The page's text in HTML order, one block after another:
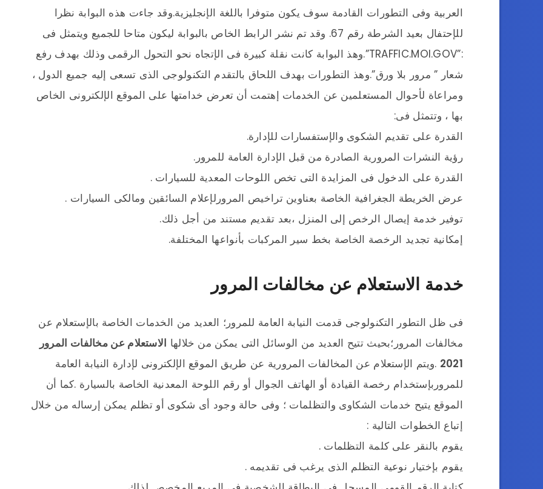
العربية وفى التطورات القادمة سوف يكون متوفرا باللغة الإنجليزية.وقد جاءت هذه البوابة نظرا
للإحتفال بعيد الشرطة رقم 67. وقد تم نشر الرابط الخاص بالبوابة ليكون متاحا للجميع ويتمثل فى
:”TRAFFIC.MOI.GOV”.وهذ البوابة كانت نقلة كبيرة فى الإتجاه نحو التحول الرقمى وذلك بهدف رفع
شعار ” مرور بلا ورق”.وهذ التطورات بهدف اللحاق بالتقدم التكنولوجى الذى تسعى إليه جميع الدول ،
ومراعاة لأحوال المستعلمين عن الخدمات إهتمت أن تعرض خدامتها على الموقع الإلكترونى الخاص
بها ، وتتمثل فى:
القدرة على تقديم الشكوى والإستفسارات للإدارة.
رؤية النشرات المرورية الصادرة من قبل الإدارة العامة للمرور.
القدرة على الدخول فى المزايدة التى تخص اللوحات المعدية للسيارات .
عرض الخريطة الجغرافية الخاصة بعناوين تراخيص المرورلإعلام السائقين ومالكى السيارات .
توفير خدمة إيصال الرخص إلى المنزل ،بعد تقديم مستند من أجل ذلك.
إمكانية تجديد الرخصة الخاصة بخط سير المركبات بأنواعها المختلفة.
خدمة الاستعلام عن مخالفات المرور
فى ظل التطور التكنولوجى قدمت النيابة العامة للمرور؛ العديد من الخدمات الخاصة بالإستعلام عن
مخالفات المرور؛بحيث تتيح العديد من الوسائل التى يمكن من خلالها الاستعلام عن مخالفات المرور
2021 .ويتم الإستعلام عن المخالفات المرورية عن طريق الموقع الإلكترونى لإدارة النيابة العامة
للمروربإستخدام رخصة القيادة أو الهاتف الجوال أو رقم اللوحة المعدنية الخاصة بالسيارة .كما أن
الموقع يتيح خدمات الشكاوى والتظلمات ؛ وفى حالة وجود أى شكوى أو تظلم يمكن إرساله من خلال
إتباع الخطوات التالية :
يقوم بالنقر على كلمة التظلمات .
يقوم بإختيار نوعية التظلم الذى يرغب فى تقديمه .